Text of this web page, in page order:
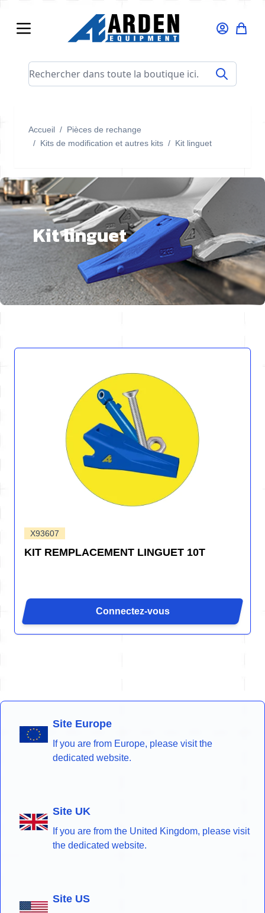
Rechercher dans toute la boutique ici...
Accueil / Pièces de rechange
/ Kits de modification et autres kits / Kit linguet
Kit linguet
X93607
KIT REMPLACEMENT LINGUET 10T
Connectez-vous
Site Europe
If you are from Europe, please visit the
dedicated website.
Site UK
If you are from the United Kingdom, please visit
the dedicated website.
Site US